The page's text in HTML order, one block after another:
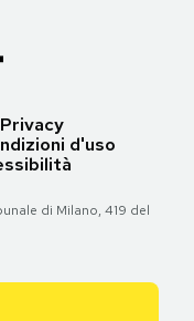
Privacy
d'uso
di Milano, 419 del